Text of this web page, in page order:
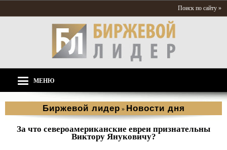
Поиск по сайту »
МЕНЮ
Биржевой лидер » Новости дня
За что североамериканские евреи признательны
Виктору Януковичу?